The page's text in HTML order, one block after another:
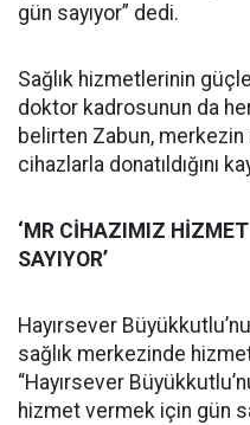
gün sayıyor” dedi.
Sağlık hizmetlerinin
doktor kadrosunun da
belirten Zabun, merkezin
cihazlarla donatıldığını
‘MR CİHAZIMIZ HİZMET
SAYIYOR’
Hayırsever
sağlık merkezinde
“Hayırsever
hizmet vermek için gün